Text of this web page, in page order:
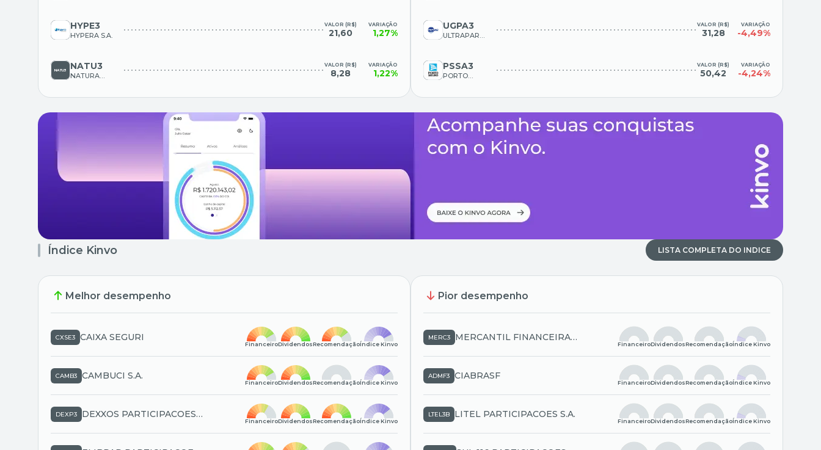
HYPE3
HYPERA S.A.
VALOR (R$)
21,60
VARIAÇÃO
1,27%
NATU3
NATURA
VALOR (R$)
8,28
VARIAÇÃO
1,22%
UGPA3
ULTRAPAR
VALOR (R$)
31,28
VARIAÇÃO
-4,49%
PSSA3
PORTO
VALOR (R$)
50,42
VARIAÇÃO
-4,24%
Índice Kinvo LISTA COMPLETA DO INDICE
Melhor desempenho
CXSE3 CAIXA SEGURI
FinanceiroDividendosRecomendaçãoÍndice Kinvo
CAMB3 CAMBUCI S.A.
FinanceiroDividendosRecomendaçãoÍndice Kinvo
DEXP3
DEXXOS PARTICIPACOES
FinanceiroDividendosRecomendaçãoÍndice Kinvo
Pior desempenho
MERC3
MERCANTIL FINANCEIRA
INVEST
FinanceiroDividendosRecomendaçãoÍndice Kinvo
ADMF3 CIABRASF
FinanceiroDividendosRecomendaçãoÍndice Kinvo
LTEL3B LITEL PARTICIPACOES S.A.
FinanceiroDividendosRecomendaçãoÍndice Kinvo